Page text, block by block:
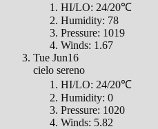
HI/LO: 24/20℃
Humidity: 78
Pressure: 1019
Winds: 1.67
Tue Jun16
cielo sereno
HI/LO: 24/20℃
Humidity: 0
Pressure: 1020
Winds: 5.82